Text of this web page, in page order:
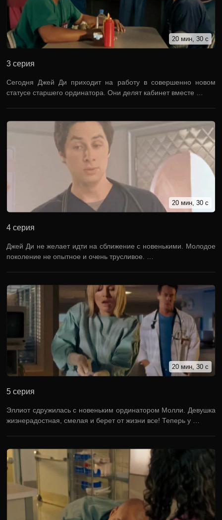
20 мин, 30 с
3 серия
Сегодня Джей Ди приходит на работу в совершенно новом
статусе старшего ординатора. Они делят кабинет вместе …
20 мин, 30 с
4 серия
Джей Ди не желает идти на сближение с новенькими. Молодое
поколение не опытное и очень трусливое. …
20 мин, 30 с
5 серия
Эллиот сдружилась с новеньким ординатором Молли. Девушка
жизнерадостная, смелая и берет от жизни все! Теперь у …